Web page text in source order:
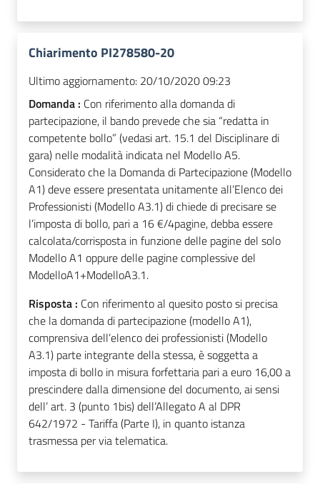
Chiarimento PI278580-20
Ultimo aggiornamento: 20/10/2020 09:23
Domanda : Con riferimento alla domanda di
partecipazione, il bando prevede che sia “redatta in
competente bollo” (vedasi art. 15.1 del Disciplinare di
gara) nelle modalità indicata nel Modello A5.
Considerato che la Domanda di Partecipazione (Modello
A1) deve essere presentata unitamente all’Elenco dei
Professionisti (Modello A3.1) di chiede di precisare se
l’imposta di bollo, pari a 16 €/4pagine, debba essere
calcolata/corrisposta in funzione delle pagine del solo
Modello A1 oppure delle pagine complessive del
ModelloA1+ModelloA3.1.
Risposta : Con riferimento al quesito posto si precisa
che la domanda di partecipazione (modello A1),
comprensiva dell’elenco dei professionisti (Modello
A3.1) parte integrante della stessa, è soggetta a
imposta di bollo in misura forfettaria pari a euro 16,00 a
prescindere dalla dimensione del documento, ai sensi
dell’ art. 3 (punto 1bis) dell’Allegato A al DPR
642/1972 - Tariffa (Parte I), in quanto istanza
trasmessa per via telematica.